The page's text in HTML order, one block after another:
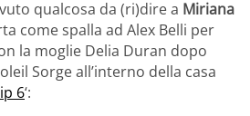
qualcosa da (ri)dire a Miriana
come spalla ad Alex Belli per
la moglie Delia Duran dopo
Sorge all’interno della casa
6‘: